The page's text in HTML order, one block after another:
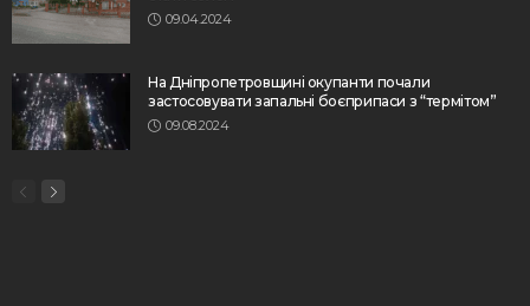
09.04.2024
На Дніпропетровщині окупанти почали
застосовувати запальні боєприпаси з “термітом”
09.08.2024